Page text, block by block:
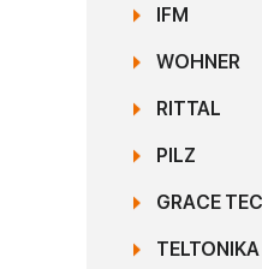
IFM
WOHNER
RITTAL
PILZ
GRACE